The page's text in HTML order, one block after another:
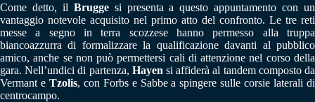
Come detto, il Bruggesi presenta a questo appuntamento con un
vantaggio notevole acquisito nel primo atto del confronto. Le tre reti
messe a segno in terra scozzese hanno permesso alla truppa
biancoazzurra di formalizzare la qualificazione davanti al pubblico
amico, anche se non può permettersi cali di attenzione nel corso della
gara. Nell’undici di partenza, Hayen si affiderà al tandem composto da
Vermant e Tzolis, con Forbs e Sabbe a spingere sulle corsie laterali di
centrocampo.